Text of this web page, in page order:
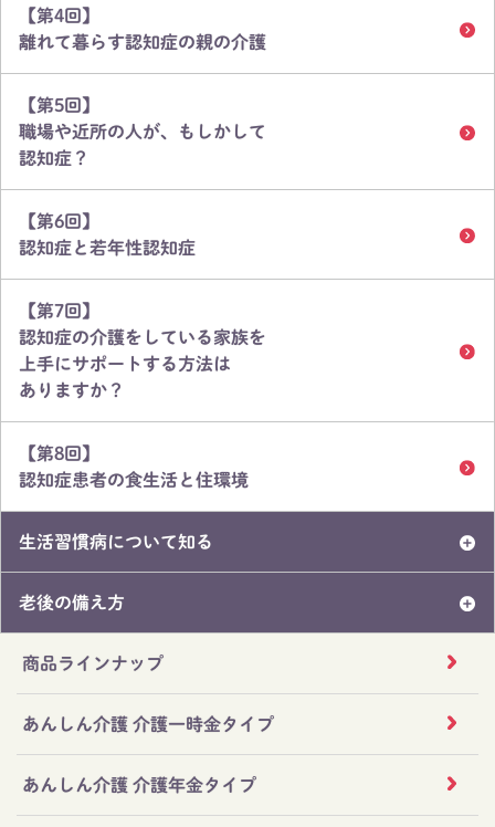
【第4回】
離れて暮らす認知症の親の介護
【第5回】
職場や近所の人が、もしかして
認知症？
【第6回】
認知症と若年性認知症
【第7回】
認知症の介護をしている家族を
上手にサポートする方法は
ありますか？
【第8回】
認知症患者の食生活と住環境
生活習慣病について知る
老後の備え方
商品ラインナップ
あんしん介護 介護一時金タイプ
あんしん介護 介護年金タイプ